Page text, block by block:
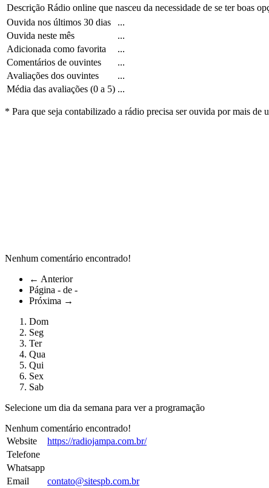
Descrição Rádio online que nasceu da necessidade de se ter boas
Ouvida nos últimos 30 dias
...
Ouvida neste mês
...
Adicionada como favorita
...
Comentários de ouvintes
...
Avaliações dos ouvintes
...
Média das avaliações (0 a 5) ...
* Para que seja contabilizado a rádio precisa ser ouvida por mais de
Nenhum comentário encontrado!
← Anterior
Página - de -
Próxima →
Dom
Seg
Ter
Qua
Qui
Sex
Sab
Selecione um dia da semana para ver a programação
Nenhum comentário encontrado!
Website
https://radiojampa.com.br/
Telefone
Whatsapp
Email
contato@sitespb.com.br